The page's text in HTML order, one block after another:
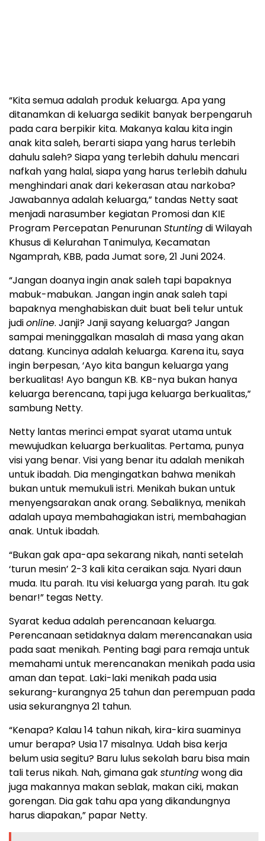
“Kita semua adalah produk keluarga. Apa yang
ditanamkan di keluarga sedikit banyak berpengaruh
pada cara berpikir kita. Makanya kalau kita ingin
anak kita saleh, berarti siapa yang harus terlebih
dahulu saleh? Siapa yang terlebih dahulu mencari
nafkah yang halal, siapa yang harus terlebih dahulu
menghindari anak dari kekerasan atau narkoba?
Jawabannya adalah keluarga,” tandas Netty saat
menjadi narasumber kegiatan Promosi dan KIE
Program Percepatan PenurunanStuntingdi Wilayah
Khusus di Kelurahan Tanimulya, Kecamatan
Ngamprah, KBB, pada Jumat sore, 21 Juni 2024.
“Jangan doanya ingin anak saleh tapi bapaknya
mabuk-mabukan. Jangan ingin anak saleh tapi
bapaknya menghabiskan duit buat beli telur untuk
judionline. Janji? Janji sayang keluarga? Jangan
sampai meninggalkan masalah di masa yang akan
datang. Kuncinya adalah keluarga. Karena itu, saya
ingin berpesan, ‘Ayo kita bangun keluarga yang
berkualitas! Ayo bangun KB. KB-nya bukan hanya
keluarga berencana, tapi juga keluarga berkualitas,”
sambung Netty.
Netty lantas merinci empat syarat utama untuk
mewujudkan keluarga berkualitas. Pertama, punya
visi yang benar. Visi yang benar itu adalah menikah
untuk ibadah. Dia mengingatkan bahwa menikah
bukan untuk memukuli istri. Menikah bukan untuk
menyengsarakan anak orang. Sebaliknya, menikah
adalah upaya membahagiakan istri, membahagian
anak. Untuk ibadah.
“Bukan gak apa-apa sekarang nikah, nanti setelah
‘turun mesin’ 2-3 kali kita ceraikan saja. Nyari daun
muda. Itu parah. Itu visi keluarga yang parah. Itu gak
benar!” tegas Netty.
Syarat kedua adalah perencanaan keluarga.
Perencanaan setidaknya dalam merencanakan usia
pada saat menikah. Penting bagi para remaja untuk
memahami untuk merencanakan menikah pada usia
aman dan tepat. Laki-laki menikah pada usia
sekurang-kurangnya 25 tahun dan perempuan pada
usia sekurangnya 21 tahun.
“Kenapa? Kalau 14 tahun nikah, kira-kira suaminya
umur berapa? Usia 17 misalnya. Udah bisa kerja
belum usia segitu? Baru lulus sekolah baru bisa main
tali terus nikah. Nah, gimana gakstuntingwong dia
juga makannya makan seblak, makan ciki, makan
gorengan. Dia gak tahu apa yang dikandungnya
harus diapakan,” papar Netty.